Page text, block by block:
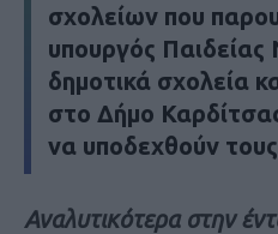
σχολείων που
υπουργός
δημοτικά σχολεία
στο Δήμο
να υποδεχθούν
Αναλυτικότερα στην